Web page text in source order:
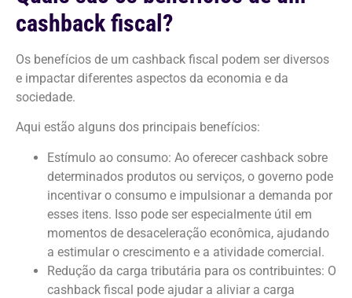
cashback fiscal?
Os benefícios de um cashback fiscal podem ser diversos
e impactar diferentes aspectos da economia e da
sociedade.
Aqui estão alguns dos principais benefícios:
Estímulo ao consumo: Ao oferecer cashback sobre
determinados produtos ou serviços, o governo pode
incentivar o consumo e impulsionar a demanda por
esses itens. Isso pode ser especialmente útil em
momentos de desaceleração econômica, ajudando
a estimular o crescimento e a atividade comercial.
Redução da carga tributária para os contribuintes: O
cashback fiscal pode ajudar a aliviar a carga